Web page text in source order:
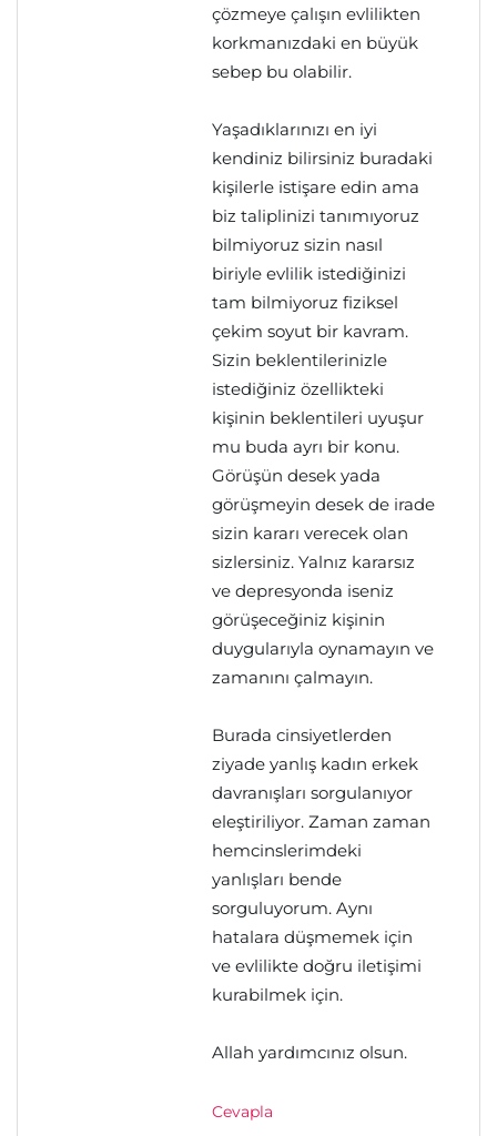
çözmeye çalışın evlilikten
korkmanızdaki en büyük
sebep bu olabilir.
Yaşadıklarınızı en iyi
kendiniz bilirsiniz buradaki
kişilerle istişare edin ama
biz taliplinizi tanımıyoruz
bilmiyoruz sizin nasıl
biriyle evlilik istediğinizi
tam bilmiyoruz fiziksel
çekim soyut bir kavram.
Sizin beklentilerinizle
istediğiniz özellikteki
kişinin beklentileri uyuşur
mu buda ayrı bir konu.
Görüşün desek yada
görüşmeyin desek de irade
sizin kararı verecek olan
sizlersiniz. Yalnız kararsız
ve depresyonda iseniz
görüşeceğiniz kişinin
duygularıyla oynamayın ve
zamanını çalmayın.
Burada cinsiyetlerden
ziyade yanlış kadın erkek
davranışları sorgulanıyor
eleştiriliyor. Zaman zaman
hemcinslerimdeki
yanlışları bende
sorguluyorum. Aynı
hatalara düşmemek için
ve evlilikte doğru iletişimi
kurabilmek için.
Allah yardımcınız olsun.
Cevapla